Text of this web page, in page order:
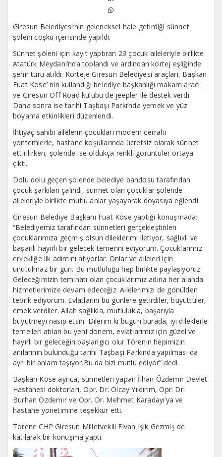
Giresun Belediyesi’nin geleneksel hale getirdiği sünnet
şöleni coşku içerisinde yapıldı.
Sünnet şöleni için kayıt yaptıran 23 çocuk aileleriyle birlikte
Atatürk Meydanı’nda toplandı ve ardından kortej eşliğinde
şehir turu atıldı. Korteje Giresun Belediyesi araçları, Başkan
Fuat Köse’ nin kullandığı belediye başkanlığı makam aracı
ve Giresun Off Road kulübü de jeepler ile destek verdi.
Daha sonra ise tarihi Taşbaşı Parkı’nda yemek ve yüz
boyama etkinlikleri düzenlendi.
İhtiyaç sahibi ailelerin çocukları modern cerrahi
yöntemlerle, hastane koşullarında ücretsiz olarak sünnet
ettirilirken, şölende ise oldukça renkli görüntüler ortaya
çıktı.
Dolu dolu geçen şölende belediye bandosu tarafından
çocuk şarkıları çalındı, sünnet olan çocuklar şölende
aileleriyle birlikte mutlu anlar yaşayarak doyasıya eğlendi.
Giresun Belediye Başkanı Fuat Köse yaptığı konuşmada:
“Belediyemiz tarafından sünnetleri gerçekleştirilen
çocuklarımıza geçmiş olsun dileklerimi iletiyor, sağlıklı ve
başarılı hayırlı bir gelecek temenni ediyorum. Çocuklarımız
erkekliğe ilk adımını atıyorlar. Onlar ve aileleri için
unutulmaz bir gün. Bu mutluluğu hep birlikte paylaşıyoruz.
Geleceğimizin teminatı olan çocuklarımız adına her alanda
hizmetlerimize devam edeceğiz. Ailelerimizi de gönülden
tebrik ediyorum. Evlatlarını bu günlere getirdiler, büyüttüler,
emek verdiler. Allah sağlıkla, mutlulukla, başarıyla
büyütmeyi nasip etsin. Dilerim ki bugün burada, iyi dileklerle
temelleri atılan bu yeni dönem, evlatlarımız için güzel ve
hayırlı bir geleceğin başlangıcı olur.Törenin hepimizin
anılarının bulunduğu tarihi Taşbaşı Parkında yapılması da
ayrı bir anlam taşıyor.Bu da bizi mutlu ediyor” dedi.
Başkan Köse ayrıca, sünnetleri yapan İlhan Özdemir Devlet
Hastanesi doktorları, Opr. Dr. Olcay Yıldırım, Opr. Dr.
Burhan Özdemir ve Opr. Dr. Mehmet Karadayı’ya ve
hastane yönetimine teşekkür etti.
Törene CHP Giresun Milletvekili Elvan Işık Gezmiş de
katılarak bir konuşma yaptı.